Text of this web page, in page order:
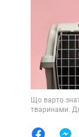
Лайфхаки
Що варто
тваринами.